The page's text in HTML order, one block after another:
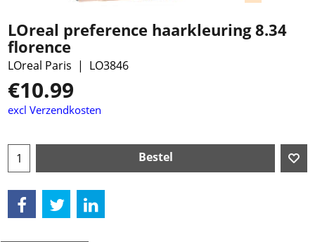
LOreal preference haarkleuring 8.34
florence
LOreal Paris LO3846
€10.99
excl Verzendkosten
Bestel